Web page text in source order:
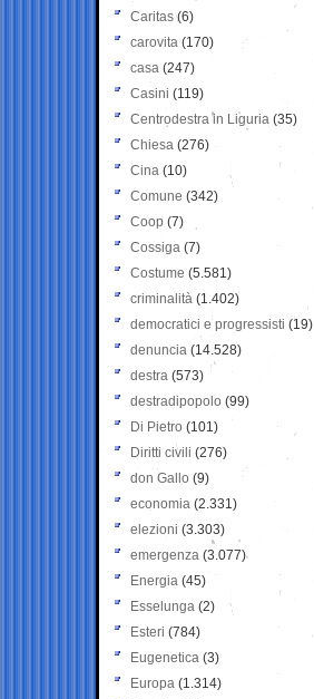
Caritas (6)
carovita (170)
casa (247)
Casini (119)
Centrodestra in Liguria (35)
Chiesa (276)
Cina (10)
Comune (342)
Coop (7)
Cossiga (7)
Costume (5.581)
criminalità (1.402)
democratici e progressisti (19)
denuncia (14.528)
destra (573)
destradipopolo (99)
Di Pietro (101)
Diritti civili (276)
don Gallo (9)
economia (2.331)
elezioni (3.303)
emergenza (3.077)
Energia (45)
Esselunga (2)
Esteri (784)
Eugenetica (3)
Europa (1.314)